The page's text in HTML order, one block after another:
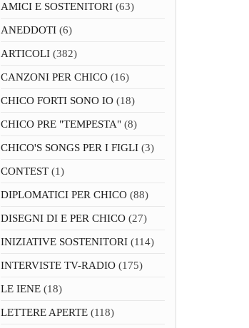
AMICI E SOSTENITORI(63)
ANEDDOTI(6)
ARTICOLI(382)
CANZONI PER CHICO(16)
CHICO FORTI SONO IO(18)
CHICO PRE "TEMPESTA"(8)
CHICO'S SONGS PER I FIGLI(3)
CONTEST(1)
DIPLOMATICI PER CHICO(88)
DISEGNI DI E PER CHICO(27)
INIZIATIVE SOSTENITORI(114)
INTERVISTE TV-RADIO(175)
LE IENE(18)
LETTERE APERTE(118)